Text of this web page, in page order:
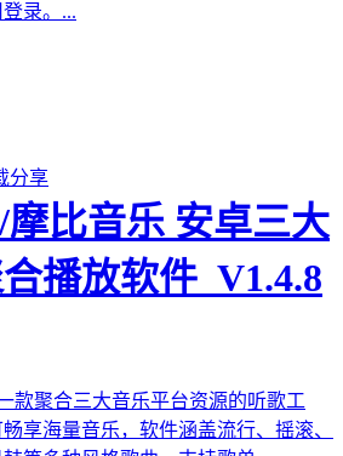
录。...
分享
比音乐 安卓三大
播放软件_V1.4.8
款聚合三大音乐平台资源的听歌工
享海量音乐，软件涵盖流行、摇滚、